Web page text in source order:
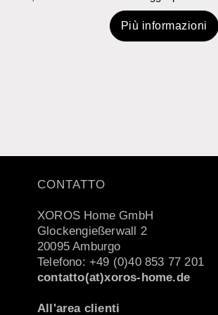
Più informazioni
CONTATTO
XOROS Home GmbH
Glockengießerwall 2
20095 Amburgo
Telefono: +49 (0)40 853 77 201
contatto(at)xoros-home.de
All'area clienti